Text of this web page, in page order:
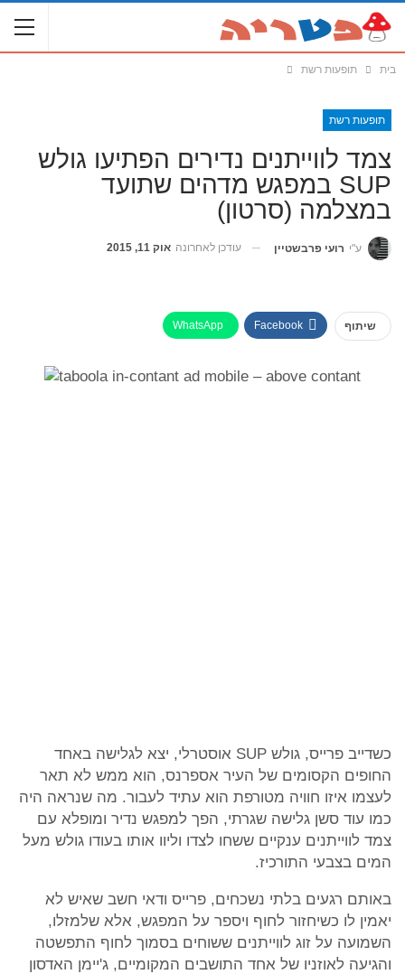
בית תופעות רשת
תופעות רשת
צמד לווייתנים נדירים הפתיעו גולש
SUP במפגש מדהים שתועד
במצלמה (סרטון)
ע"י רועי פרבשטיין עודכן לאחרונה אוק 11, 2015
שיתוף Facebook
WhatsApp
כשדייב פרייס, גולש SUP אוסטרלי, יצא לגלישה באחד
החופים הקסומים של העיר אספרנס, הוא ממש לא תאר
לעצמו איזו חוויה מטורפת הוא עתיד לעבור. מה שנראה היה
כמו עוד סשן גלישה שגרתי, הפך למפגש נדיר ומופלא עם
צמד לווייתנים ענקיים ששחו לצדו וליוו אותו בעודו גולש מעל
המים בצבעי התורכיז.
באותם רגעים בלתי נשכחים, פרייס ודאי חשב שאיש לא
יאמין לו כשיחזור לחוף ויספר על המפגש, אלא שלמזלו,
השמועה על זוג לווייתנים ששוחים בסמוך לחוף התפשטה
והגיעה לאוזניו של אחד התושבים המקומיים, ג'יימן האדסון